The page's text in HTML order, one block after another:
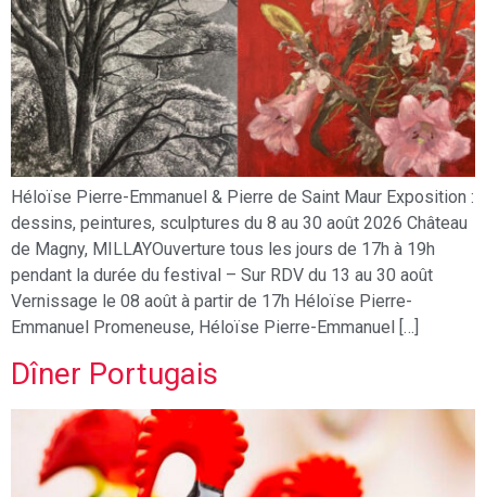
Héloïse Pierre-Emmanuel & Pierre de Saint Maur Exposition :
dessins, peintures, sculptures du 8 au 30 août 2026 Château
de Magny, MILLAYOuverture tous les jours de 17h à 19h
pendant la durée du festival – Sur RDV du 13 au 30 août
Vernissage le 08 août à partir de 17h Héloïse Pierre-
Emmanuel Promeneuse, Héloïse Pierre-Emmanuel […]
Dîner Portugais